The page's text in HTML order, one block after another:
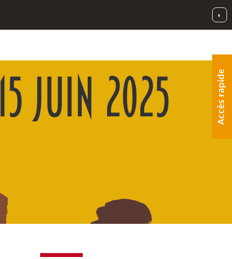
◐
Accès rapide